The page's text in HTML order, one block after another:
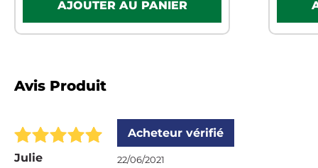
Avis Produit
Julie
Acheteur vérifié
22/06/2021